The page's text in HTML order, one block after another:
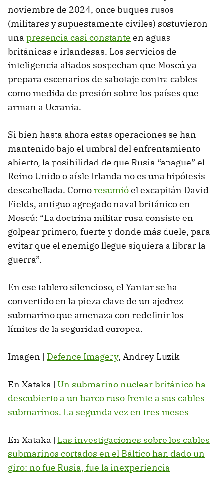
noviembre de 2024, once buques rusos
(militares y supuestamente civiles) sostuvieron
una presencia casi constante en aguas
británicas e irlandesas. Los servicios de
inteligencia aliados sospechan que Moscú ya
prepara escenarios de sabotaje contra cables
como medida de presión sobre los países que
arman a Ucrania.
Si bien hasta ahora estas operaciones se han
mantenido bajo el umbral del enfrentamiento
abierto, la posibilidad de que Rusia “apague” el
Reino Unido o aísle Irlanda no es una hipótesis
descabellada. Comoresumióel excapitán David
Fields, antiguo agregado naval británico en
Moscú: “La doctrina militar rusa consiste en
golpear primero, fuerte y donde más duele, para
evitar que el enemigo llegue siquiera a librar la
guerra”.
En ese tablero silencioso, el Yantar se ha
convertido en la pieza clave de un ajedrez
submarino que amenaza con redefinir los
límites de la seguridad europea.
Imagen | Defence Imagery, Andrey Luzik
En Xataka | Un submarino nuclear británico ha
descubierto a un barco ruso frente a sus cables
submarinos. La segunda vez en tres meses
En Xataka | Las investigaciones sobre los cables
submarinos cortados en el Báltico han dado un
giro: no fue Rusia, fue la inexperiencia